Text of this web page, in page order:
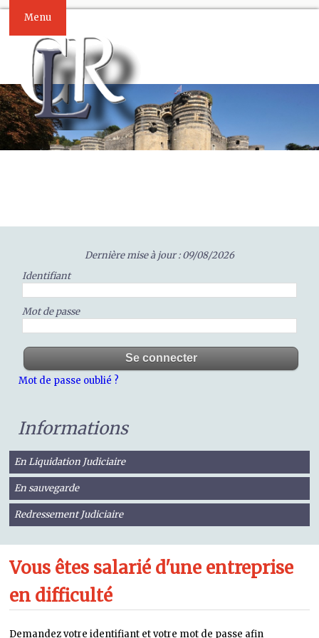
Menu
Dernière mise à jour : 09/08/2026
Identifiant
Mot de passe
Mot de passe oublié ?
Informations
En Liquidation Judiciaire
En sauvegarde
Redressement Judiciaire
Vous êtes salarié d'une entreprise
en difficulté
Demandez votre identifiant et votre mot de passe afin